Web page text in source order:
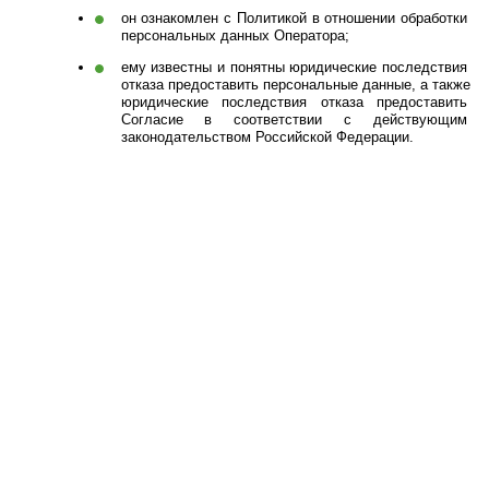
он ознакомлен с Политикой в отношении обработки
персональных данных Оператора;
ему известны и понятны юридические последствия
отказа предоставить персональные данные, а также
юридические последствия отказа предоставить
Согласие в соответствии с действующим
законодательством Российской Федерации.